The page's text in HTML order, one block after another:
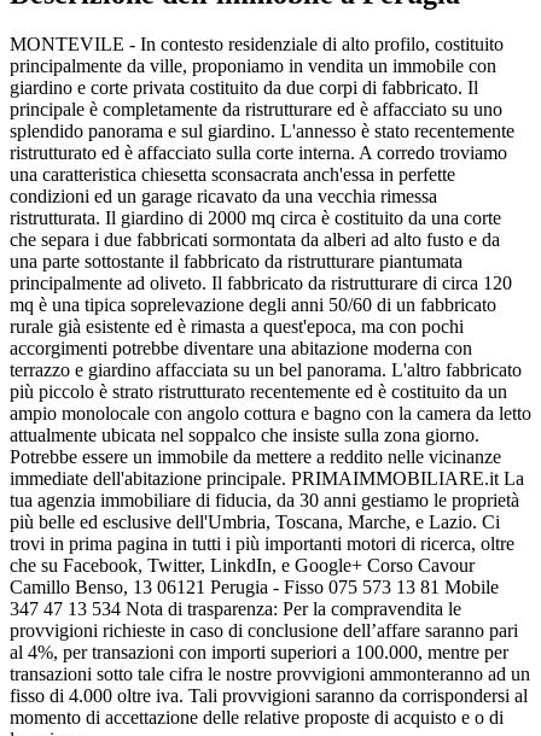
MONTEVILE - In contesto residenziale di alto profilo, costituito
principalmente da ville, proponiamo in vendita un immobile con
giardino e corte privata costituito da due corpi di fabbricato. Il
principale è completamente da ristrutturare ed è affacciato su uno
splendido panorama e sul giardino. L'annesso è stato recentemente
ristrutturato ed è affacciato sulla corte interna. A corredo troviamo
una caratteristica chiesetta sconsacrata anch'essa in perfette
condizioni ed un garage ricavato da una vecchia rimessa
ristrutturata. Il giardino di 2000 mq circa è costituito da una corte
che separa i due fabbricati sormontata da alberi ad alto fusto e da
una parte sottostante il fabbricato da ristrutturare piantumata
principalmente ad oliveto. Il fabbricato da ristrutturare di circa 120
mq è una tipica soprelevazione degli anni 50/60 di un fabbricato
rurale già esistente ed è rimasta a quest'epoca, ma con pochi
accorgimenti potrebbe diventare una abitazione moderna con
terrazzo e giardino affacciata su un bel panorama. L'altro fabbricato
più piccolo è strato ristrutturato recentemente ed è costituito da un
ampio monolocale con angolo cottura e bagno con la camera da letto
attualmente ubicata nel soppalco che insiste sulla zona giorno.
Potrebbe essere un immobile da mettere a reddito nelle vicinanze
immediate dell'abitazione principale. PRIMAIMMOBILIARE.it La
tua agenzia immobiliare di fiducia, da 30 anni gestiamo le proprietà
più belle ed esclusive dell'Umbria, Toscana, Marche, e Lazio. Ci
trovi in prima pagina in tutti i più importanti motori di ricerca, oltre
che su Facebook, Twitter, LinkdIn, e Google+ Corso Cavour
Camillo Benso, 13 06121 Perugia - Fisso 075 573 13 81 Mobile
347 47 13 534 Nota di trasparenza: Per la compravendita le
provvigioni richieste in caso di conclusione dell’affare saranno pari
al 4%, per transazioni con importi superiori a 100.000, mentre per
transazioni sotto tale cifra le nostre provvigioni ammonteranno ad un
fisso di 4.000 oltre iva. Tali provvigioni saranno da corrispondersi al
momento di accettazione delle relative proposte di acquisto e o di